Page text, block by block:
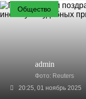
Общество
admin
Фото: Reuters
20:25, 01 ноябрь 2025